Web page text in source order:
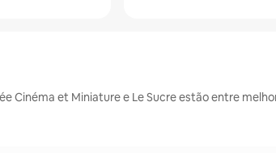
Cinéma et Miniature e Le Sucre estão entre